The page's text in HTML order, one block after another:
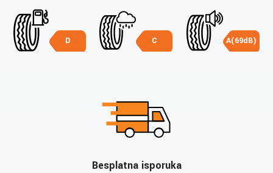
D C A(69dB)
Besplatna isporuka